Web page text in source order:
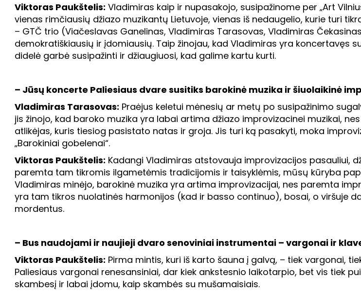
Viktoras Paukštelis: Vladimiras kaip ir nupasakojo, susipažinome per „Art
vienas rimčiausių džiazo muzikantų Lietuvoje, vienas iš nedaugelio, kurie turi
– GTČ trio (Viačeslavas Ganelinas, Vladimiras Tarasovas, Vladimiras
demokratiškiausių ir įdomiausių. Taip žinojau, kad Vladimiras yra koncertavęs
didelė garbė susipažinti ir džiaugiuosi, kad galime kartu kurti.
– Jūsų koncerte Paliesiaus dvare susitiks barokinė muzika ir šiuolaikinė
Vladimiras Tarasovas: Praėjus keletui mėnesių ar metų po susipažinimo
jis žinojo, kad baroko muzika yra labai artima džiazo improvizacinei muzikai,
atlikėjas, kuris tiesiog pasistato natas ir groja. Jis turi ką pasakyti, moka
„Barokiniai gobelenai“.
Viktoras Paukštelis: Kadangi Vladimiras atstovauja improvizacijos pasauliui,
paremta tam tikromis ilgametėmis tradicijomis ir taisyklėmis, mūsų kūryba
Vladimiras minėjo, barokinė muzika yra artima improvizacijai, nes paremta
yra tam tikros nuolatinės harmonijos (kad ir basso continuo), bosai, o viršuje
mordentus.
– Bus naudojami ir naujieji dvaro senoviniai instrumentai – vargonai ir
Viktoras Paukštelis: Pirma mintis, kuri iš karto šauna į galvą, – tiek vargonai,
Paliesiaus vargonai renesansiniai, dar kiek ankstesnio laikotarpio, bet vis tiek
skambesį ir labai įdomu, kaip skambės su mušamaisiais.